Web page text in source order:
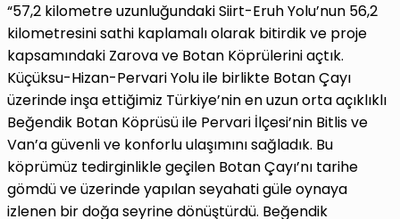
“57,2 kilometre uzunluğundaki Siirt-Eruh Yolu’nun 56,2
kilometresini sathi kaplamalı olarak bitirdik ve proje
kapsamındaki Zarova ve Botan Köprülerini açtık.
Küçüksu-Hizan-Pervari Yolu ile birlikte Botan Çayı
üzerinde inşa ettiğimiz Türkiye’nin en uzun orta açıklıklı
Beğendik Botan Köprüsü ile Pervari İlçesi’nin Bitlis ve
Van’a güvenli ve konforlu ulaşımını sağladık. Bu
köprümüz tedirginlikle geçilen Botan Çayı’nı tarihe
gömdü ve üzerinde yapılan seyahati güle oynaya
izlenen bir doğa seyrine dönüştürdü. Beğendik